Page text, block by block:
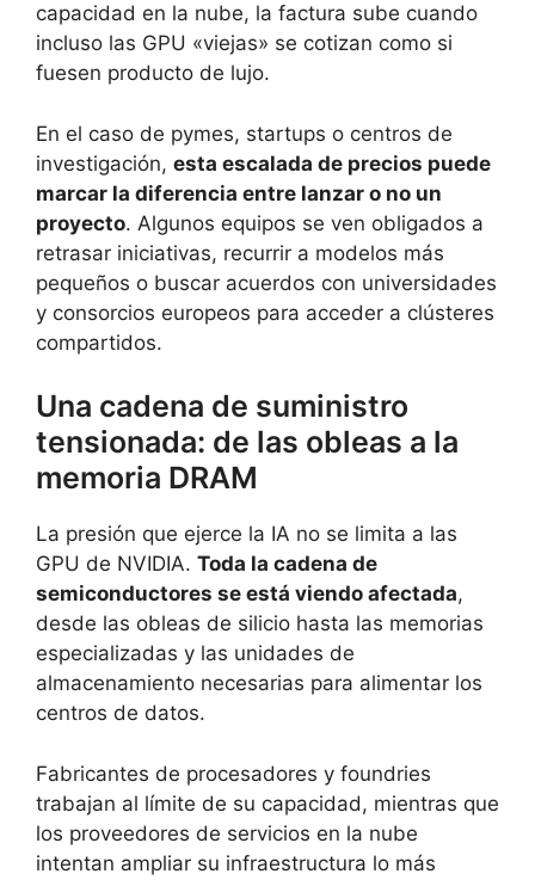
capacidad en la nube, la factura sube cuando
incluso las GPU «viejas» se cotizan como si
fuesen producto de lujo.
En el caso de pymes, startups o centros de
investigación, esta escalada de precios puede
marcar la diferencia entre lanzar o no un
proyecto. Algunos equipos se ven obligados a
retrasar iniciativas, recurrir a modelos más
pequeños o buscar acuerdos con universidades
y consorcios europeos para acceder a clústeres
compartidos.
Una cadena de suministro
tensionada: de las obleas a la
memoria DRAM
La presión que ejerce la IA no se limita a las
GPU de NVIDIA. Toda la cadena de
semiconductores se está viendo afectada,
desde las obleas de silicio hasta las memorias
especializadas y las unidades de
almacenamiento necesarias para alimentar los
centros de datos.
Fabricantes de procesadores y foundries
trabajan al límite de su capacidad, mientras que
los proveedores de servicios en la nube
intentan ampliar su infraestructura lo más